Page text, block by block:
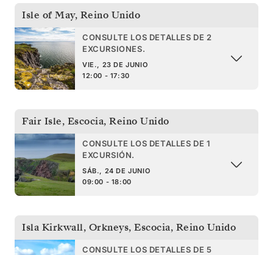
Isle of May, Reino Unido
CONSULTE LOS DETALLES DE 2
EXCURSIONES.
VIE., 23 DE JUNIO
12:00 - 17:30
Fair Isle, Escocia, Reino Unido
CONSULTE LOS DETALLES DE 1
EXCURSIÓN.
SÁB., 24 DE JUNIO
09:00 - 18:00
Isla Kirkwall, Orkneys, Escocia, Reino Unido
CONSULTE LOS DETALLES DE 5